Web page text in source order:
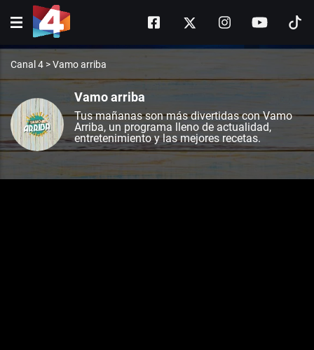
Canal 4 >Vamo arriba
Vamo arriba
Tus mañanas son más divertidas con Vamo
Arriba, un programa lleno de actualidad,
entretenimiento y las mejores recetas.